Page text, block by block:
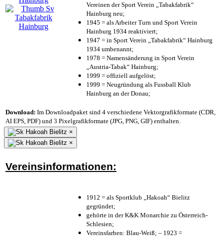
Vereinen der Sport Verein „Tabakfabrik“
Hainburg neu;
1945 = als Arbeiter Turn und Sport Verein
Hainburg 1934 reaktiviert;
1947 = in Sport Verein „Tabakfabrik“ Hainburg
1934 umbenannt;
1978 = Namensänderung in Sport Verein
„Austria-Tabak“ Hainburg;
1999 = offiziell aufgelöst;
1999 = Neugründung als Fussball Klub
Hainburg an der Donau;
Download: Im Downloadpaket sind 4 verschiedene Vektorgrafikformate (CDR,
AI EPS, PDF) und 3 Pixelgrafikformate (JPG, PNG, GIF) enthalten.
×
×
Vereinsinformationen:
1912 = als Sportklub „Hakoah“ Bielitz
gegründet;
gehörte in der K&K Monarchie zu Österreich-
Schlesien;
Vereinsfarben: Blau-Weiß; – 1923 =